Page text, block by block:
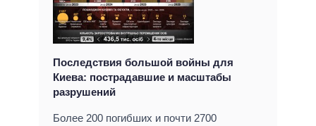
Последствия большой войны для
Киева: пострадавшие и масштабы
разрушений
Более 200 погибших и почти 2700